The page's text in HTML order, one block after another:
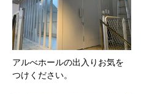
アルべホールの出入りお気を
つけください。